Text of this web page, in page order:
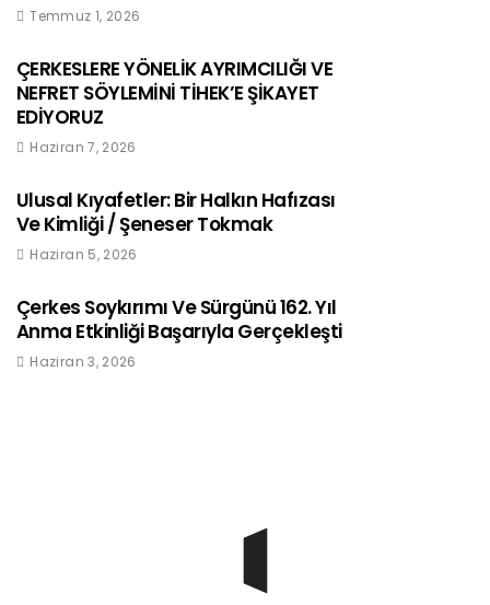
Temmuz 1, 2026
ÇERKESLERE YÖNELİK AYRIMCILIĞI VE
NEFRET SÖYLEMİNİ TİHEK’E ŞİKAYET
EDİYORUZ
Haziran 7, 2026
Ulusal Kıyafetler: Bir Halkın Hafızası
Ve Kimliği / Şeneser Tokmak
Haziran 5, 2026
Çerkes Soykırımı Ve Sürgünü 162. Yıl
Anma Etkinliği Başarıyla Gerçekleşti
Haziran 3, 2026